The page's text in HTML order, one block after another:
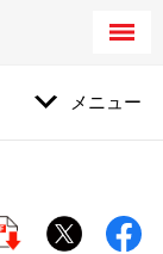
メニュー